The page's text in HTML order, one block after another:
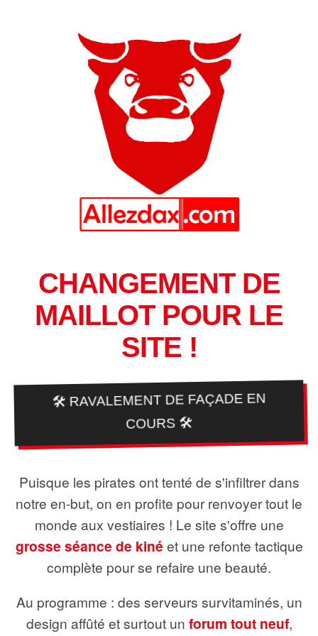
CHANGEMENT DE
MAILLOT POUR LE
SITE !
🛠️ RAVALEMENT DE FAÇADE EN
COURS 🛠️
Puisque les pirates ont tenté de s'infiltrer dans
notre en-but, on en profite pour renvoyer tout le
monde aux vestiaires ! Le site s'offre une
grosse séance de kiné et une refonte tactique
complète pour se refaire une beauté.
Au programme : des serveurs survitaminés, un
design affûté et surtout un forum tout neuf,